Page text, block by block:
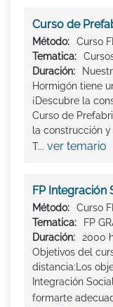
Curso de
Método:
Curso
Tematica:
Duración:
Hormigón tiene
¡Descubre la
Curso de
la construcción y
T... ver temario
FP Integración
Método:
Curso
Tematica:
FP
Duración:
2000
Objetivos del
distancia:Los
Integración
formarte